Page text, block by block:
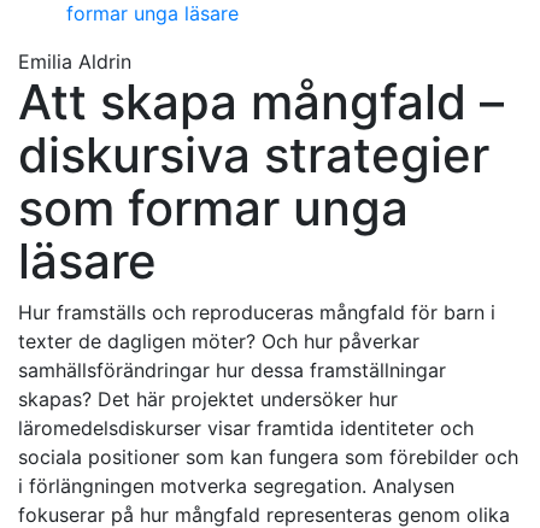
formar unga läsare
Emilia Aldrin
Att skapa mångfald –
diskursiva strategier
som formar unga
läsare
Hur framställs och reproduceras mångfald för barn i
texter de dagligen möter? Och hur påverkar
samhällsförändringar hur dessa framställningar
skapas? Det här projektet undersöker hur
läromedelsdiskurser visar framtida identiteter och
sociala positioner som kan fungera som förebilder och
i förlängningen motverka segregation. Analysen
fokuserar på hur mångfald representeras genom olika